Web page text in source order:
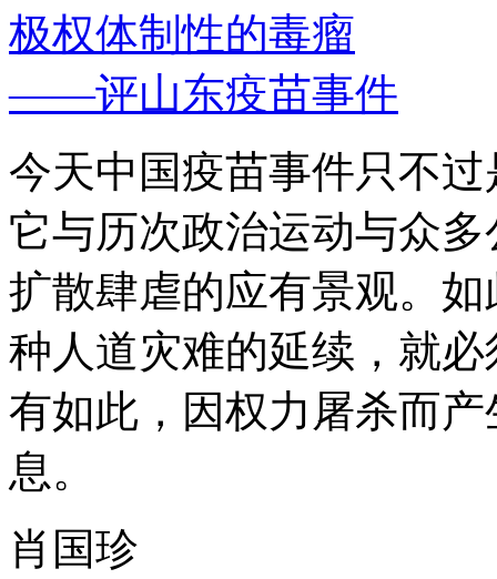
极权体制性的毒瘤
——评山东疫苗事件
今天中国疫苗事件只不
它与历次政治运动与众
扩散肆虐的应有景观。
种人道灾难的延续，就
有如此，因权力屠杀而
息。
肖国珍